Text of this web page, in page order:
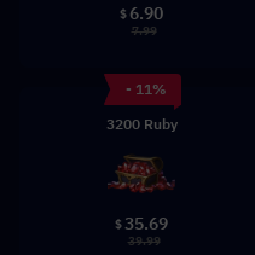
$ 6.90
7.99
- 11%
3200 Ruby
$35.69
39.99